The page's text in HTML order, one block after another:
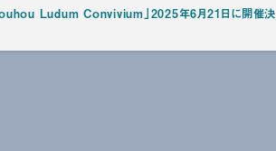
Touhou Ludum Convivium」2025年6月21日に開催決